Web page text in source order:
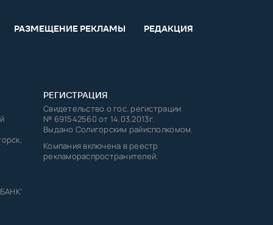
РАЗМЕЩЕНИЕ РЕКЛАМЫ РЕДАКЦИЯ
РЕГИСТРАЦИЯ
Свидетельство о гос. регистрации
№ 691542560 от 14.03.2013г.
Выдано Солигорским райисполкомом.
Компания включена в реестр
рекламораспространителей.